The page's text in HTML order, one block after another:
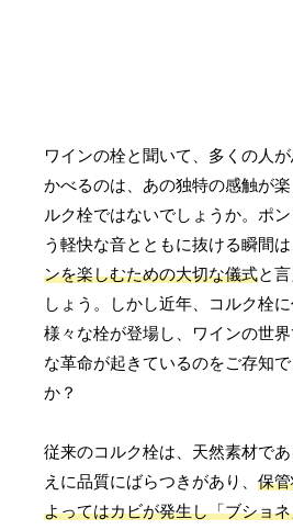
ワインの栓と聞いて、多くの人
かべるのは、あの独特の感触が楽
ルク栓ではないでしょうか。ポ
う軽快な音とともに抜ける瞬間
ンを楽しむための大切な儀式と
しょう。しかし近年、コルク栓
様々な栓が登場し、ワインの世
な革命が起きているのをご存知で
か？
従来のコルク栓は、天然素材で
えに品質にばらつきがあり、保
よってはカビが発生し「ブショ